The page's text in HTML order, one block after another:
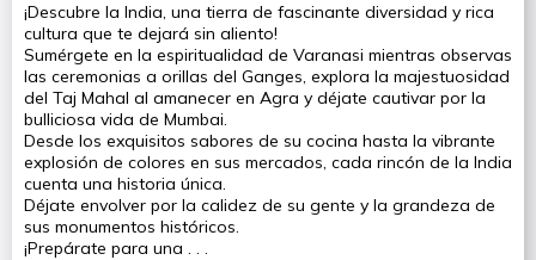
¡Descubre la India, una tierra de fascinante diversidad y rica
cultura que te dejará sin aliento!
Sumérgete en la espiritualidad de Varanasi mientras observas
las ceremonias a orillas del Ganges, explora la majestuosidad
del Taj Mahal al amanecer en Agra y déjate cautivar por la
bulliciosa vida de Mumbai.
Desde los exquisitos sabores de su cocina hasta la vibrante
explosión de colores en sus mercados, cada rincón de la India
cuenta una historia única.
Déjate envolver por la calidez de su gente y la grandeza de
sus monumentos históricos.
¡Prepárate para una . . .